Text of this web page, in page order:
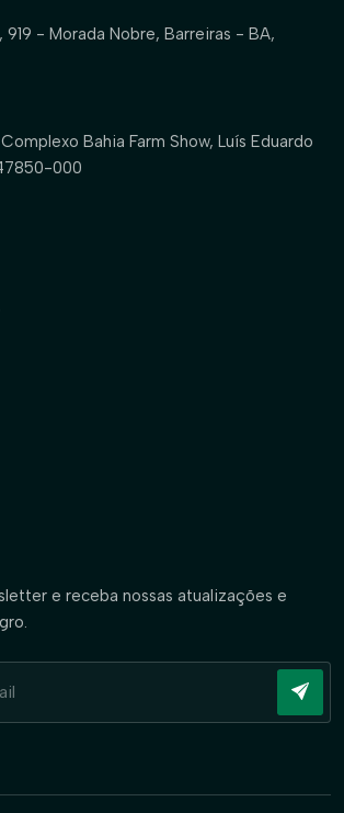
919 - Morada Nobre, Barreiras - BA,
Bahia Farm Show, Luís Eduardo
000
e receba nossas atualizações e